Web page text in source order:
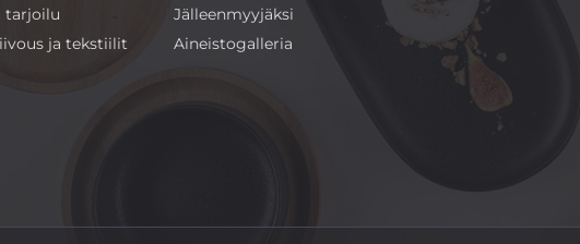
tarjoilu
ja tekstiilit
Jälleenmyyjäksi
Aineistogalleria